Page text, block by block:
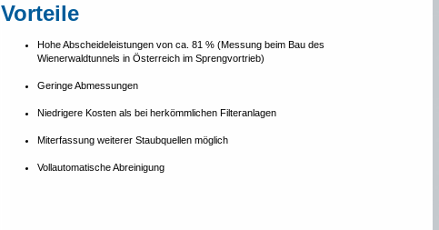
Vorteile
Hohe Abscheideleistungen von ca. 81 % (Messung beim Bau des
Wienerwaldtunnels in Österreich im Sprengvortrieb)
Geringe Abmessungen
Niedrigere Kosten als bei herkömmlichen Filteranlagen
Miterfassung weiterer Staubquellen möglich
Vollautomatische Abreinigung